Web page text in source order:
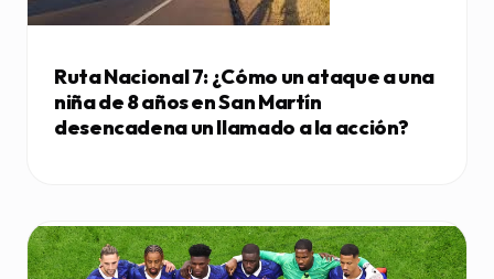
Ruta Nacional 7: ¿Cómo un ataque a una
niña de 8 años en San Martín
desencadena un llamado a la acción?